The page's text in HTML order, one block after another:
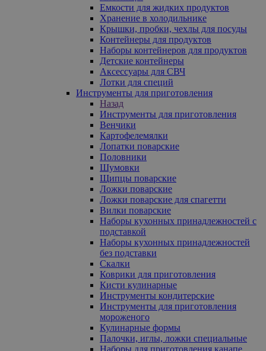
Емкости для жидких продуктов
Хранение в холодильнике
Крышки, пробки, чехлы для посуды
Контейнеры для продуктов
Наборы контейнеров для продуктов
Детские контейнеры
Аксессуары для СВЧ
Лотки для специй
Инструменты для приготовления
Назад
Инструменты для приготовления
Венчики
Картофелемялки
Лопатки поварские
Половники
Шумовки
Щипцы поварские
Ложки поварские
Ложки поварские для спагетти
Вилки поварские
Наборы кухонных принадлежностей с
подставкой
Наборы кухонных принадлежностей
без подставки
Скалки
Коврики для приготовления
Кисти кулинарные
Инструменты кондитерские
Инструменты для приготовления
мороженого
Кулинарные формы
Палочки, иглы, ложки специальные
Наборы для приготовления канапе